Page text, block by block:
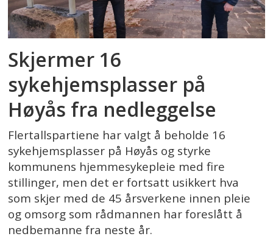
Skjermer 16
sykehjemsplasser på
Høyås fra nedleggelse
Flertallspartiene har valgt å beholde 16
sykehjemsplasser på Høyås og styrke
kommunens hjemmesykepleie med fire
stillinger, men det er fortsatt usikkert hva
som skjer med de 45 årsverkene innen pleie
og omsorg som rådmannen har foreslått å
nedbemanne fra neste år.